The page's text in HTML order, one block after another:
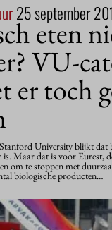
25 september
eten
VU-
er toch
University blijkt dat
is. Maar dat is voor Eurest,
om te stoppen met
biologische producten…